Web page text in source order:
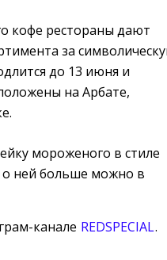
кофе рестораны дают
за
до 13 июня и
на Арбате,
мороженого в стиле
о ней больше можно в
канале REDSPECIAL.